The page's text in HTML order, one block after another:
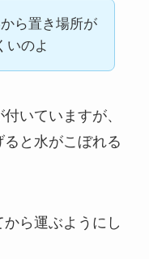
ら置き場所が
いのよ
いていますが、
と水がこぼれる
ら運ぶようにし